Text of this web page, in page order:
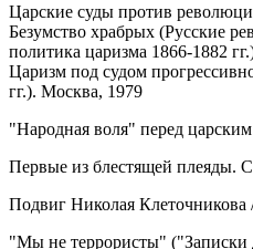
Царские суды против
Безумство храбрых (Русские
политика царизма 1866-1882
Царизм под судом
гг.). Москва, 1979
"Народная воля" перед
Первые из блестящей плеяды.
Подвиг Николая
"Мы не террористы" ("Записки